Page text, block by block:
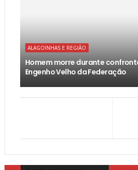
ALAGOINHAS E REGIÃO
Homem morre durante
Engenho Velho da Federação